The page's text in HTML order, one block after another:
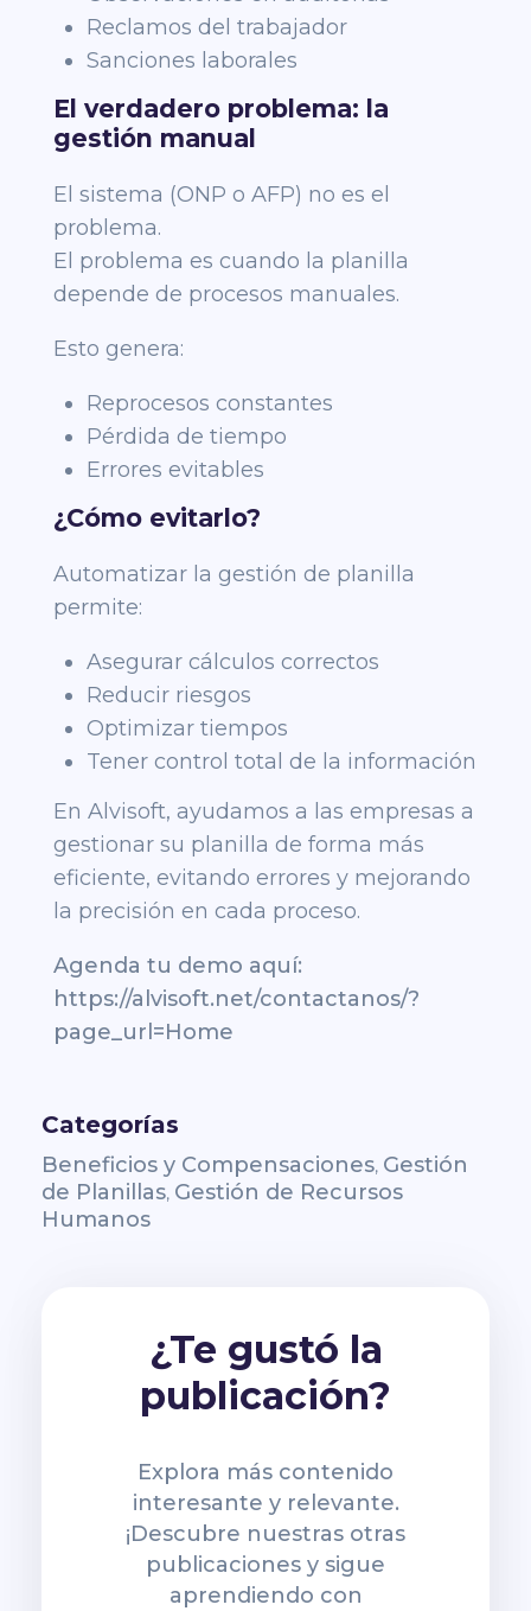
Reclamos del trabajador
Sanciones laborales
El verdadero problema: la
gestión manual
El sistema (ONP o AFP) no es el
problema.
El problema es cuando la planilla
depende de procesos manuales.
Esto genera:
Reprocesos constantes
Pérdida de tiempo
Errores evitables
¿Cómo evitarlo?
Automatizar la gestión de planilla
permite:
Asegurar cálculos correctos
Reducir riesgos
Optimizar tiempos
Tener control total de la información
En Alvisoft, ayudamos a las empresas a
gestionar su planilla de forma más
eficiente, evitando errores y mejorando
la precisión en cada proceso.
Agenda tu demo aquí:
https://alvisoft.net/contactanos/?
page_url=Home
Categorías
Beneficios y Compensaciones, Gestión
de Planillas, Gestión de Recursos
Humanos
¿Te gustó la
publicación?
Explora más contenido
interesante y relevante.
¡Descubre nuestras otras
publicaciones y sigue
aprendiendo con